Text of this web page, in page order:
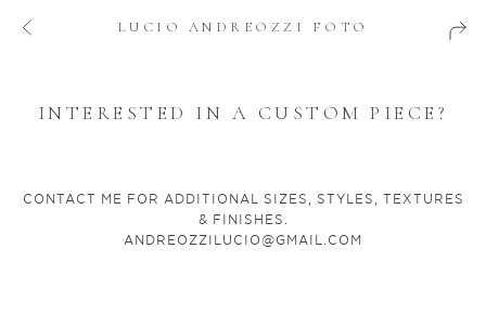
LUCIO ANDREOZZI FOTO
INTERESTED IN A CUSTOM PIECE?
CONTACT ME FOR ADDITIONAL SIZES, STYLES, TEXTURES
& FINISHES.
ANDREOZZILUCIO@GMAIL.COM